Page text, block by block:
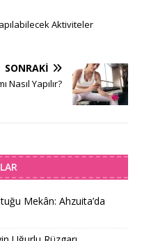
Aktiviteler
SONRAKI
Nasıl Yapılır?
Mekân: Ahzuita’da